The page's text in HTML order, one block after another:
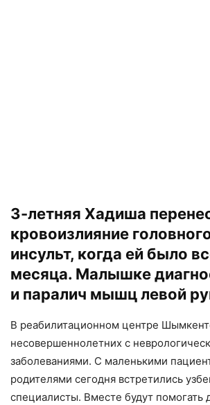
3-летняя Хадиша
кровоизлияние
инсульт, когда ей было
месяца. Малышке
и паралич мышц левой
В реабилитационном центре
несовершеннолетних с
заболеваниями. С маленькими
родителями сегодня встретились
специалисты. Вместе будут помогать